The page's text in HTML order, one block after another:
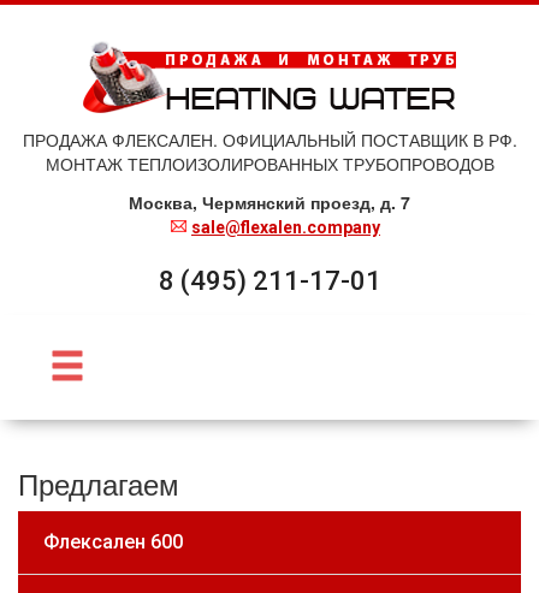
ПРОДАЖА ФЛЕКСАЛЕН. ОФИЦИАЛЬНЫЙ ПОСТАВЩИК В РФ.
МОНТАЖ ТЕПЛОИЗОЛИРОВАННЫХ ТРУБОПРОВОДОВ
Москва, Чермянский проезд, д. 7
sale@flexalen.company
8 (495) 211-17-01
Предлагаем
Флексален 600